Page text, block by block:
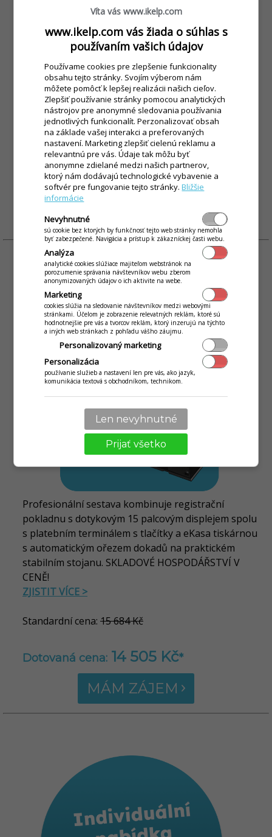
Tuto kompaktní pokladnu s ergonomicky
nakloněnou 10-palcovou obrazovkou oceníte v
prostorách, kde je kladen důraz na úsporu místa.
Nabízí i displej pro zákazníky a 80mm tiskárnu s
ořezem účtenky s rychlostí tisku až 250mm za
sekundu.
ZJISTIT VÍCE >
Standardní cena:16 890 Kč
Dotovaná cena:14 890 Kč*
MÁM ZÁJEM
SWAN ALL-IN-ONE 15"
Profesionální sestava kombinuje registrační
pokladnu s dotykovým 15 palcovým displejem spolu
s platebním terminálem s tlačítky a eKasa tiskárnou
s automatickým ořezem dokadů na praktickém
stabilním stojanu. SKLADOVÉ HOSPODÁŘSTVÍ V
CENĚ!
ZJISTIT VÍCE >
Standardní cena: 15 684 Kč
Dotovaná cena: 14 505 Kč*
MÁM ZÁJEM
Víta vás www.ikelp.com
www.ikelp.com vás žiada o súhlas s
používaním vašich údajov
Používame cookies pre zlepšenie funkcionality
obsahu tejto stránky. Svojím výberom nám
môžete pomôcť k lepšej realizácii našich cieľov.
Zlepšiť používanie stránky pomocou analytických
nástrojov pre anonymné sledovania používania
jednotlivých funkcionalít. Perzonalizovať obsah
na základe vašej interakci a preferovaných
nastavení. Marketing zlepšiť cielenú reklamu a
relevantnú pre vás. Údaje tak môžu byť
anonymne zdielané medzi našich partnerov,
ktorý nám dodávajú technologické vybavenie a
softvér pre fungovanie tejto stránky.Bližšie
informácie
Nevyhnutné
sú cookie bez ktorých by funkčnosť tejto web stránky nemohla
byť zabezpečené. Navigácia a prístup k zákazníckej časti webu.
Analýza
analytické cookies slúžiace majiteľom webstránok na
porozumenie správania návštevníkov webu zberom
anonymizovaných údajov o ich aktivite na webe.
Marketing
cookies slúžia na sledovanie návštevníkov medzi webovými
stránkami. Účelom je zobrazenie relevatných reklám, ktoré sú
hodnotnejšie pre vás a tvorcov reklám, ktorý inzerujú na týchto
a iných web stránkach z pohľadu vášho záujmu.
Personalizovaný marketing
Personalizácia
používanie služieb a nastavení len pre vás, ako jazyk,
komunikácia textová s obchodníkom, technikom.
Len nevyhnutné
Prijať všetko